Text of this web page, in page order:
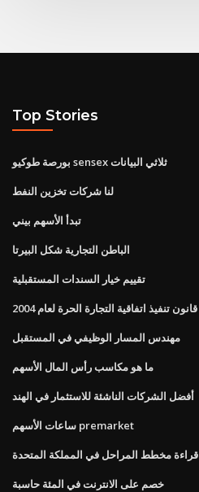
Top Stories
بورصة طوكيو sensex ثلاثي البيانات
لنا شركات تخزين النفط
تبدأ الأسهم بيني
الباطن التجارية شكل البيرتا
تقييم خيار السندات المستقبلية
قانون تنفيذ اتفاقية التجارة الحرة لعام 2004
مهندس المسار الوظيفي في المستقبل
ما هو مكاسب رأس المال الأسهم
أفضل الشركات الناشئة للاستثمار في الهند
ساعات الأسهم premarket
قراءة مخطط المراحل في المملكة المتحدة
خصم على الانترنت في المئة حاسبة